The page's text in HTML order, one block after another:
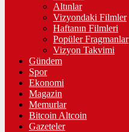
Altınlar
Vizyondaki Filmler
Haftanın Filmleri
Popüler Fragmanlar
Vizyon Takvimi
Gündem
Spor
Ekonomi
Magazin
Memurlar
Bitcoin Altcoin
Gazeteler